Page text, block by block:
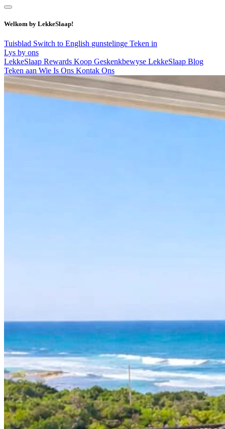
Welkom by LekkeSlaap!
Tuisblad Switch to English gunstelinge Teken in
Lys by ons
LekkeSlaap Rewards Koop Geskenkbewyse LekkeSlaap Blog
Teken aan Wie Is Ons Kontak Ons